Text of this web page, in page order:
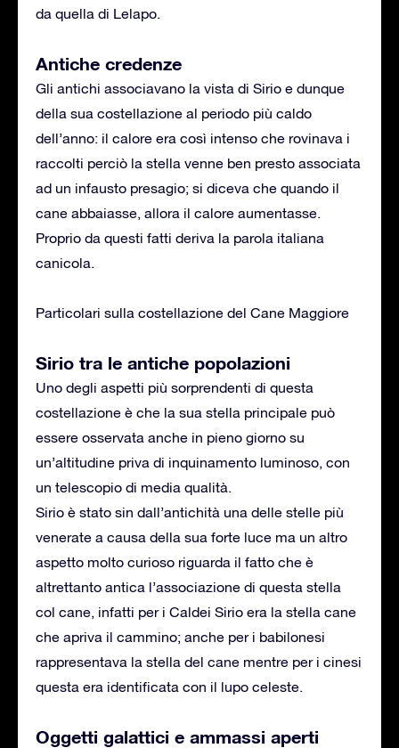
da quella di Lelapo.
Antiche credenze
Gli antichi associavano la vista di Sirio e dunque
della sua costellazione al periodo più caldo
dell’anno: il calore era così intenso che rovinava i
raccolti perciò la stella venne ben presto associata
ad un infausto presagio; si diceva che quando il
cane abbaiasse, allora il calore aumentasse.
Proprio da questi fatti deriva la parola italiana
canicola.
Particolari sulla costellazione del Cane Maggiore
Sirio tra le antiche popolazioni
Uno degli aspetti più sorprendenti di questa
costellazione è che la sua stella principale può
essere osservata anche in pieno giorno su
un’altitudine priva di inquinamento luminoso, con
un telescopio di media qualità.
Sirio è stato sin dall’antichità una delle stelle più
venerate a causa della sua forte luce ma un altro
aspetto molto curioso riguarda il fatto che è
altrettanto antica l’associazione di questa stella
col cane, infatti per i Caldei Sirio era la stella cane
che apriva il cammino; anche per i babilonesi
rappresentava la stella del cane mentre per i cinesi
questa era identificata con il lupo celeste.
Oggetti galattici e ammassi aperti